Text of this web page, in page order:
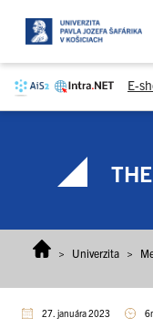
E-
> Univerzita >
27. januára 2023